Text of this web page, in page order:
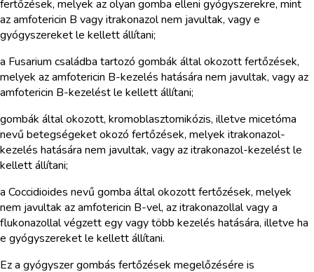
fertőzések, melyek az olyan gomba elleni gyógyszerekre, mint
az amfotericin B vagy itrakonazol nem javultak, vagy e
gyógyszereket le kellett állítani;
a Fusarium családba tartozó gombák által okozott fertőzések,
melyek az amfotericin B-kezelés hatására nem javultak, vagy az
amfotericin B-kezelést le kellett állítani;
gombák által okozott, kromoblasztomikózis, illetve micetóma
nevű betegségeket okozó fertőzések, melyek itrakonazol-
kezelés hatására nem javultak, vagy az itrakonazol-kezelést le
kellett állítani;
a Coccidioides nevű gomba által okozott fertőzések, melyek
nem javultak az amfotericin B-vel, az itrakonazollal vagy a
flukonazollal végzett egy vagy több kezelés hatására, illetve ha
e gyógyszereket le kellett állítani.
Ez a gyógyszer gombás fertőzések megelőzésére is